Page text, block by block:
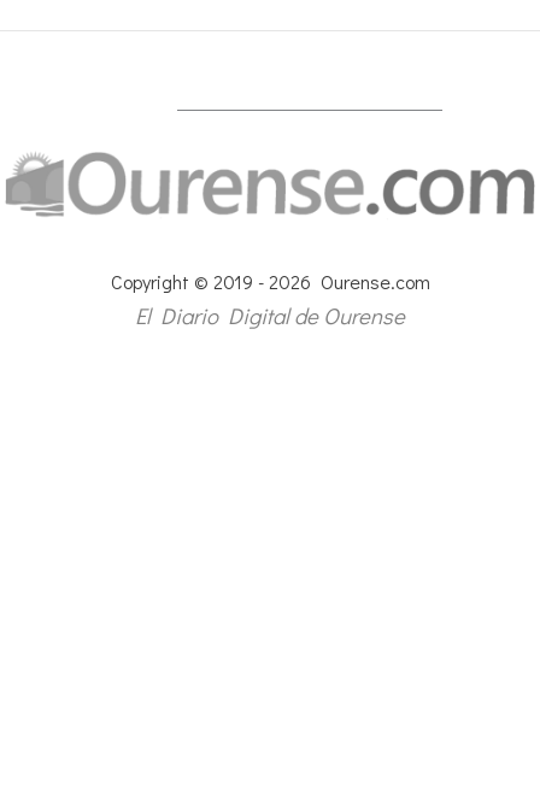
Copyright © 2019 - 2026 Ourense.com
El Diario Digital de Ourense